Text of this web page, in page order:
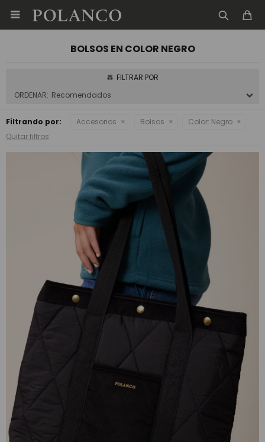

BOLSOS EN COLOR NEGRO
Recomendados
Filtrando por: Accesorios Bolsos Color: Negro
Quitar filtros